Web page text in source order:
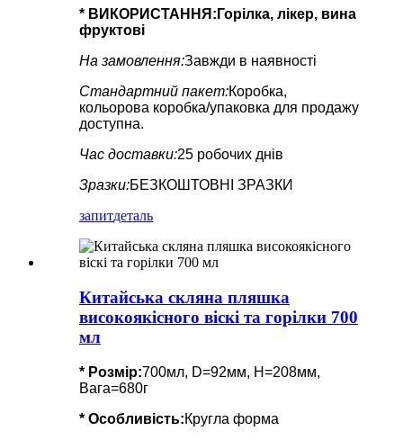
* ВИКОРИСТАННЯ: Горілка, лікер, вина
фруктові
На замовлення:Завжди в наявності
Стандартний пакет:Коробка,
кольорова коробка/упаковка для продажу
доступна.
Час доставки:25 робочих днів
Зразки:БЕЗКОШТОВНІ ЗРАЗКИ
запитдеталь
Китайська скляна пляшка
високоякісного віскі та горілки 700
мл
* Розмір:700мл, D=92мм, H=208мм,
Вага=680г
* Особливість:Кругла форма